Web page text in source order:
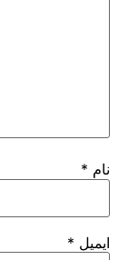
نام *
ایمیل *